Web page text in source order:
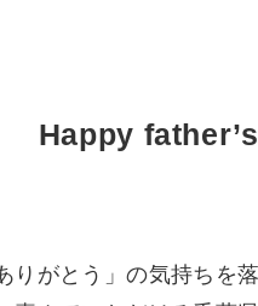
Happy
りがとう」の気持ちを